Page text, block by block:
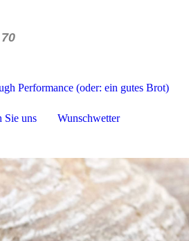
Performance (oder: ein gutes Brot)
Sie uns Wunschwetter